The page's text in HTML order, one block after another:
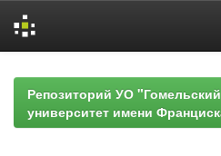
navigationРепозиторий УО
университет имени